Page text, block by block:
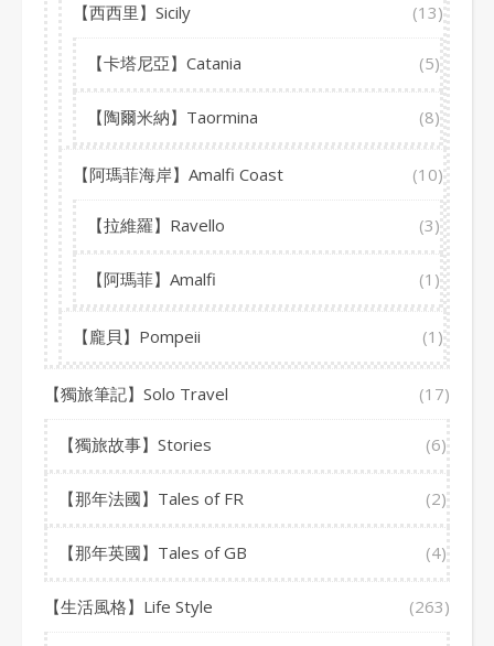
【西西里】Sicily (13)
【卡塔尼亞】Catania (5)
【陶爾米納】Taormina (8)
【阿瑪菲海岸】Amalfi Coast (10)
【拉維羅】Ravello (3)
【阿瑪菲】Amalfi (1)
【龐貝】Pompeii (1)
【獨旅筆記】Solo Travel (17)
【獨旅故事】Stories (6)
【那年法國】Tales of FR (2)
【那年英國】Tales of GB (4)
【生活風格】Life Style (263)